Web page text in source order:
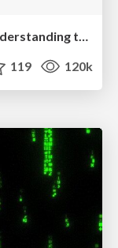
技術選定の審美眼（2025年版） / Understanding the Spiral of Technologies 2025 edition
119 120k